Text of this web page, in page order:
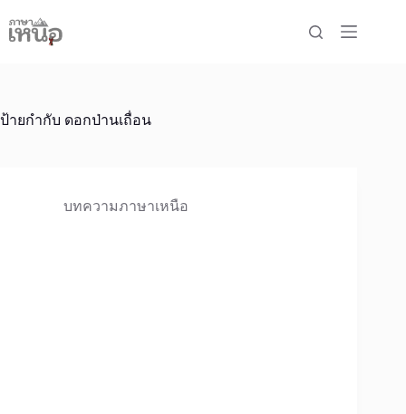
to
content
ป้ายกำกับ ดอกป่านเถื่อน
บทความภาษาเหนือ